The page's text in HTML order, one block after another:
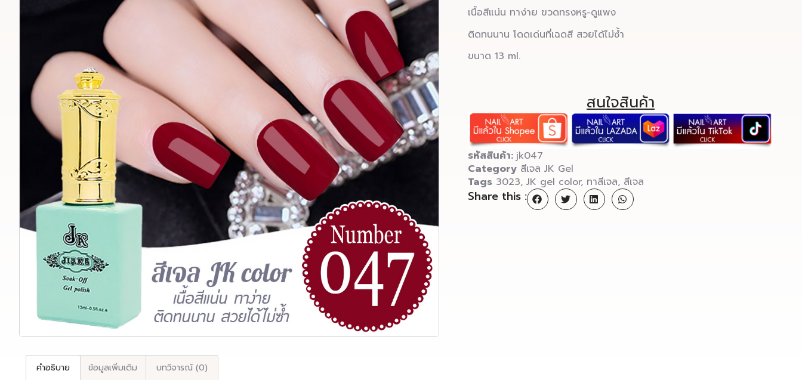
เนื้อสีแน่น ทาง่าย ขวดทรงหรู-ดูแพง
ติดทนนาน โดดเด่นที่เฉดสี สวยได้ไม่ซ้ำ
ขนาด 13 ml.
สนใจสินค้า
รหัสสินค้า: jk047
Category สีเจล JK Gel
Tags 3023, JK gel color, ทาสีเจล, สีเจล
Share this :
คำอธิบาย ข้อมูลเพิ่มเติม บทวิจารณ์ (0)